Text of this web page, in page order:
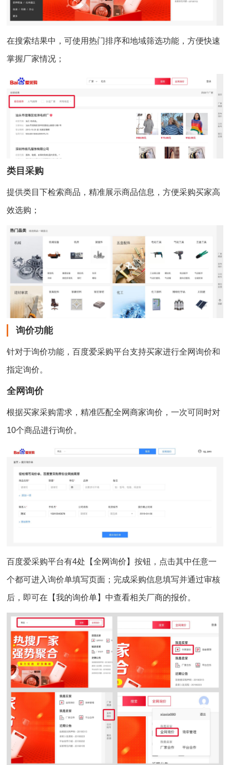
在搜索结果中，可使用热门排序和地域筛选功能，方便快速
掌握厂家情况；
类目采购
提供类目下检索商品，精准展示商品信息，方便采购买家高
效选购；
询价功能
针对于询价功能，百度爱采购平台支持买家进行全网询价和
指定询价。
全网询价
根据买家采购需求，精准匹配全网商家询价，一次可同时对
10个商品进行询价。
百度爱采购平台有4处【全网询价】按钮，点击其中任意一
个都可进入询价单填写页面；完成采购信息填写并通过审核
后，即可在【我的询价单】中查看相关厂商的报价。